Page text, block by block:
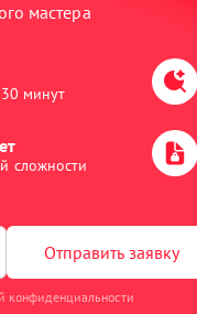
мастера
минут
сложности
Отправить заявку
конфиденциальности